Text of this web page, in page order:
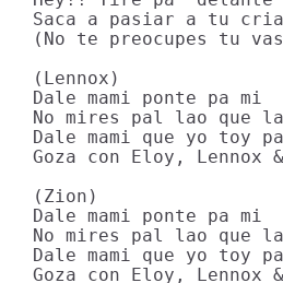
Saca a pasiar a tu
(No te preocupes tu
(Lennox)
Dale mami ponte pa mi
No mires pal lao que
Dale mami que yo toy
Goza con Eloy, Lennox
(Zion)
Dale mami ponte pa mi
No mires pal lao que
Dale mami que yo toy
Goza con Eloy, Lennox